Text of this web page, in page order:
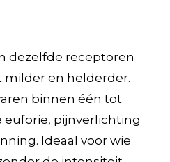
dezelfde receptoren
milder en helderder.
binnen één tot
pijnverlichting
Ideaal voor wie